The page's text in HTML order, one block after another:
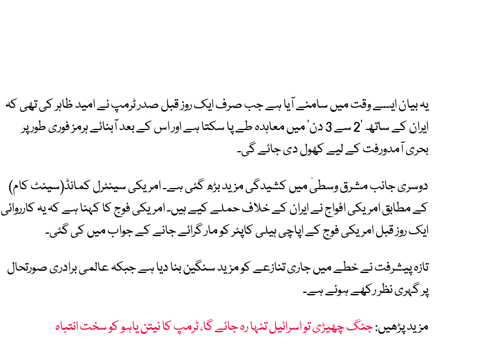
یہ بیان ایسے وقت میں سامنے آیا ہے جب صرف ایک روز قبل صدر ٹرمپ نے امید ظاہر کی تھی کہ
ایران کے ساتھ ’2 سے 3 دن‘ میں معاہدہ طے پا سکتا ہے اور اس کے بعد آبنائے ہرمز فوری طور پر
بحری آمدورفت کے لیے کھول دی جائے گی۔
دوسری جانب مشرق وسطیٰ میں کشیدگی مزید بڑھ گئی ہے۔ امریکی سینٹرل کمانڈ(سینٹ کام)
کے مطابق امریکی افواج نے ایران کے خلاف حملے کیے ہیں۔ امریکی فوج کا کہنا ہے کہ یہ کارروائی
ایک روز قبل امریکی فوج کے اپاچی ہیلی کاپٹر کو مار گرائے جانے کے جواب میں کی گئی۔
تازہ پیشرفت نے خطے میں جاری تنازعے کو مزید سنگین بنا دیا ہے جبکہ عالمی برادری صورتحال
پر گہری نظر رکھے ہوئے ہے۔
مزید پڑھیں:جنگ چھیڑی تو اسرائیل تنہا رہ جائے گا، ٹرمپ کا نیتن یاہو کو سخت انتباہ